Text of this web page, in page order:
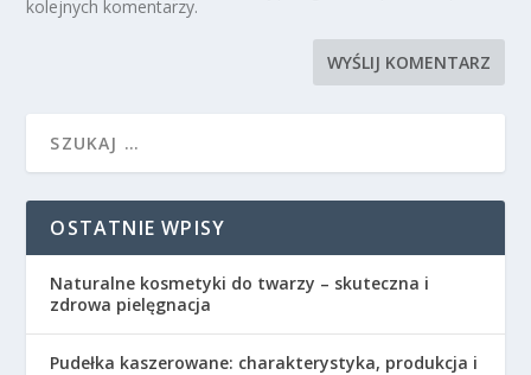
kolejnych komentarzy.
OSTATNIE WPISY
Naturalne kosmetyki do twarzy – skuteczna i
zdrowa pielęgnacja
Pudełka kaszerowane: charakterystyka, produkcja i